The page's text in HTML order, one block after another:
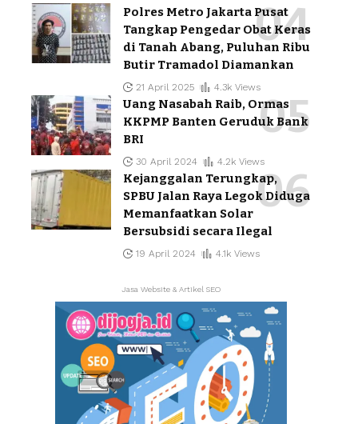
Polres Metro Jakarta Pusat
Tangkap Pengedar Obat Keras
di Tanah Abang, Puluhan Ribu
Butir Tramadol Diamankan
21 April 2025 4.3k Views
Uang Nasabah Raib, Ormas
KKPMP Banten Geruduk Bank
BRI
30 April 2024 4.2k Views
Kejanggalan Terungkap,
SPBU Jalan Raya Legok Diduga
Memanfaatkan Solar
Bersubsidi secara Ilegal
19 April 2024 4.1k Views
Jasa Website & Artikel SEO